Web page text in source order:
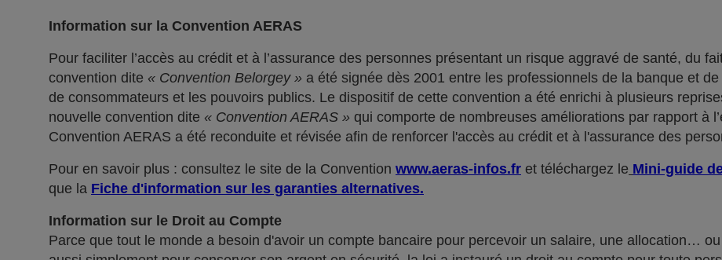
Information sur la Convention AERAS
Pour faciliter l’accès au crédit et à l’assurance des personnes présentant un risque aggravé de santé, du
convention dite « Convention Belorgey » a été signée dès 2001 entre les professionnels de la banque et
de consommateurs et les pouvoirs publics. Le dispositif de cette convention a été enrichi à plusieurs
nouvelle convention dite « Convention AERAS » qui comporte de nombreuses améliorations par rapport à
Convention AERAS a été reconduite et révisée afin de renforcer l'accès au crédit et à l'assurance des
Pour en savoir plus : consultez le site de la Convention www.aeras-infos.fr et téléchargez le Mini-guide
que la Fiche d'information sur les garanties alternatives.
Information sur le Droit au Compte
Parce que tout le monde a besoin d'avoir un compte bancaire pour percevoir un salaire, une allocation…